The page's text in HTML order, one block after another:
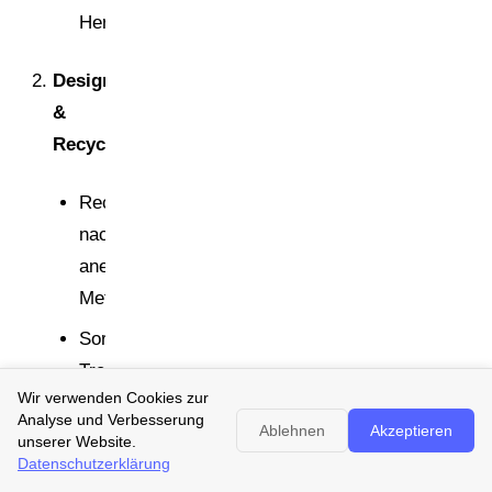
Herkunft
Design-
&
Recyclingdaten
Recyclingfähigkeit
nach
anerkannten
Methoden
Sortierbarkeit,
Trennbarkeit,
Mono-
vs.
Multimaterial
Wir verwenden Cookies zur
Analyse und Verbesserung
unserer Website.
Datenschutzerklärung
Ablehnen Akzeptieren